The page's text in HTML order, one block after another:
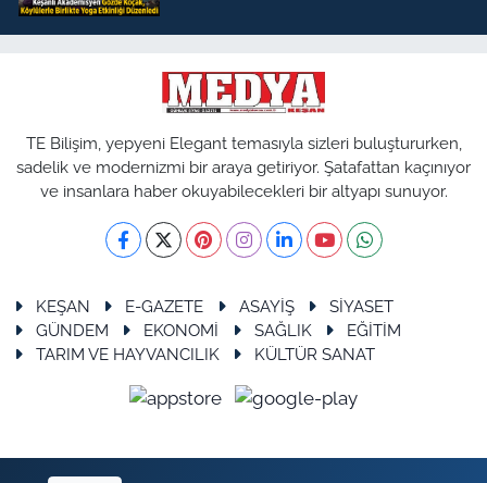
TE Bilişim, yepyeni Elegant temasıyla sizleri buluştururken,
sadelik ve modernizmi bir araya getiriyor. Şatafattan kaçınıyor
ve insanlara haber okuyabilecekleri bir altyapı sunuyor.
KEŞAN E-GAZETE ASAYİŞ
SİYASET
GÜNDEM
EKONOMİ SAĞLIK
EĞİTİM
TARIM VE HAYVANCILIK
KÜLTÜR SANAT